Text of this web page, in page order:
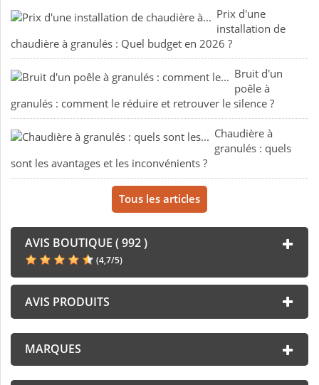
Prix d'une
installation de
chaudière à granulés : Quel budget en 2026 ?
Bruit d'un
poêle à
granulés : comment le réduire et retrouver le silence ?
Chaudière à
granulés : quels
sont les avantages et les inconvénients ?
Tous les articles
AVIS BOUTIQUE ( 992 )
(4,7/5)
AVIS PRODUITS
MARQUES